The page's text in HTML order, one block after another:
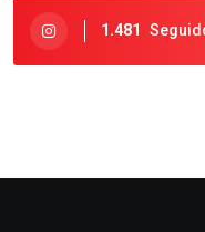
1.481